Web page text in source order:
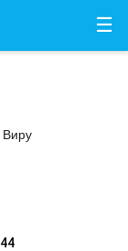
☰
Виру
44